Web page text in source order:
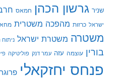
שניר גרשון הכהן חמאס
ישראל כרזות מהפכה משטרית
משטרה משטרת ישראל
בורין עוצמה עזה עמר דנק פוליטיקה
פנחס יחזקאלי